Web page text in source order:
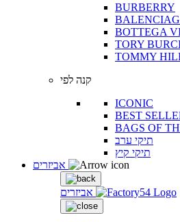
BURBERRY
BOTTEGA
TORY
TOMMY
קנה לפי
ICONIC
BEST
BAGS OF
תיקי ערב
תיקי קיץ
אביזרים